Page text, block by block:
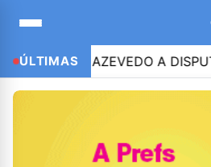
ÚLTIMASAZEVEDO A DISPUTAR